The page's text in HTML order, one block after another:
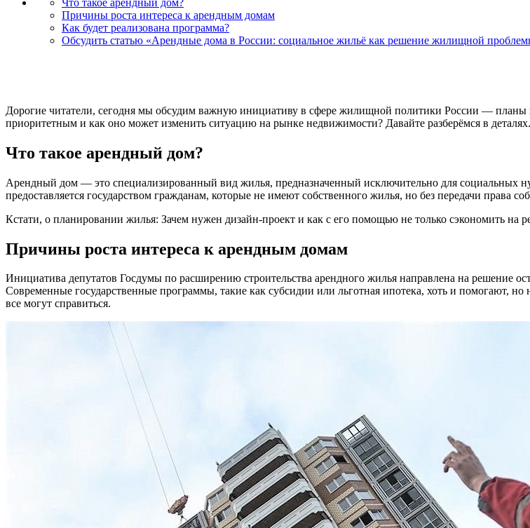
Причины роста интереса к арендным домам
Как будет реализована программа?
Обсудить статью «Арендные дома в России: социальное жильё как решение жилищной
Дорогие читатели, сегодня мы обсудим важную инициативу в сфере жилищной политики России — планы
приоритетным и как оно может изменить ситуацию на рынке недвижимости? Давайте разберёмся в деталях.
Что такое арендный дом?
Арендный дом — это специализированный вид жилья, предназначенный исключительно для социальных
предоставляется государством гражданам, которые не имеют собственного жилья, но без передачи права
Кстати, о планировании жилья: Зачем нужен дизайн-проект и как с его помощью не только сэкономить на
Причины роста интереса к арендным домам
Инициатива депутатов Госдумы по расширению строительства арендного жилья направлена на решение
Современные государственные программы, такие как субсидии или льготная ипотека, хоть и помогают,
все могут справиться.